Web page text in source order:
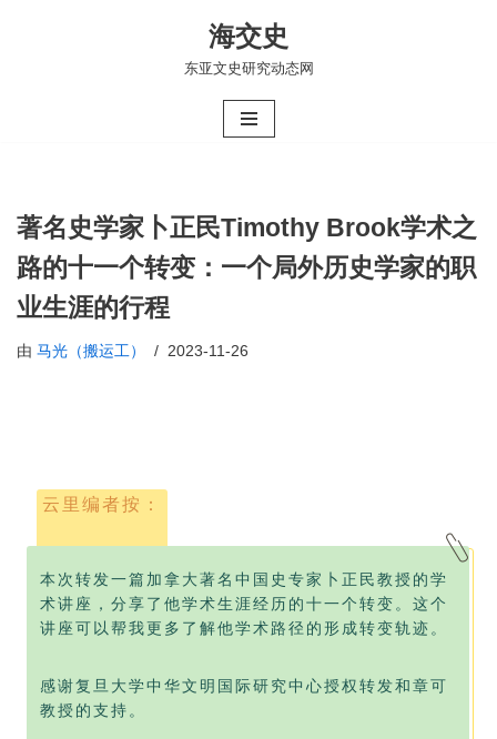
海交史
东亚文史研究动态网
著名史学家卜正民Timothy Brook学术之
路的十一个转变：一个局外历史学家的职
业生涯的行程
由 马光（搬运工） 2023-11-26
云里编者按：
本次转发一篇加拿大著名中国史专家卜正民教授的学
术讲座，分享了他学术生涯经历的十一个转变。这个
讲座可以帮我更多了解他学术路径的形成转变轨迹。
感谢复旦大学中华文明国际研究中心授权转发和章可
教授的支持。